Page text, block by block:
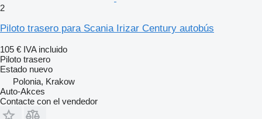
2
Piloto trasero para Scania Irizar Century autobús
105 € IVA incluido
Piloto trasero
Estado nuevo
Polonia, Krakow
Auto-Akces
Contacte con el vendedor